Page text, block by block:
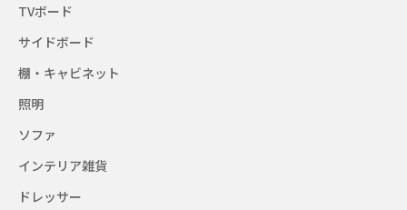
TVボード
サイドボード
棚・キャビネット
照明
ソファ
インテリア雑貨
ドレッサー